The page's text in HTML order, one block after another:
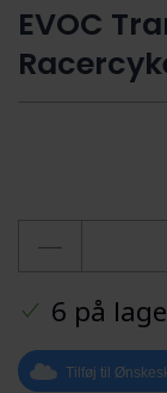
EVOC
6 på
Tilføj til